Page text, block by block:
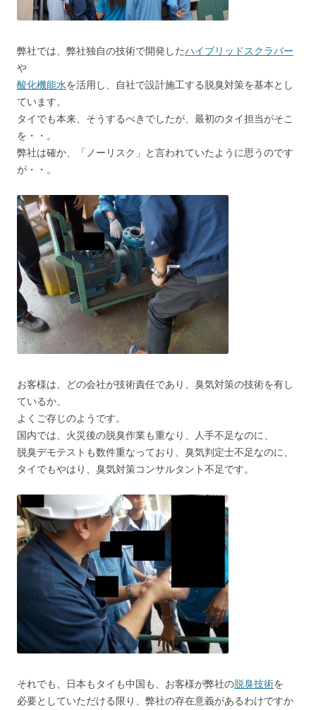
弊社では、弊社独自の技術で開発したハイブリッドスクラバー
や
酸化機能水を活用し、自社で設計施工する脱臭対策を基本とし
ています。
タイでも本来、そうするべきでしたが、最初のタイ担当がそこ
を・・。
弊社は確か、「ノーリスク」と言われていたように思うのです
が・・。
お客様は、どの会社が技術責任であり、臭気対策の技術を有し
ているか、
よくご存じのようです。
国内では、火災後の脱臭作業も重なり、人手不足なのに、
脱臭デモテストも数件重なっており、臭気判定士不足なのに、
タイでもやはり、臭気対策コンサルタント不足です。
それでも、日本もタイも中国も、お客様が弊社の脱臭技術を
必要としていただける限り、弊社の存在意義があるわけですか